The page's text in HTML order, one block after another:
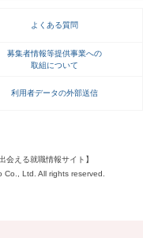
よくある質問
不明点があればこちら
よくある質問
募集者情報等提供事業への
取組について
利用者データの外部送信
会える就職情報サイト】
Co., Ltd. All rights reserved.